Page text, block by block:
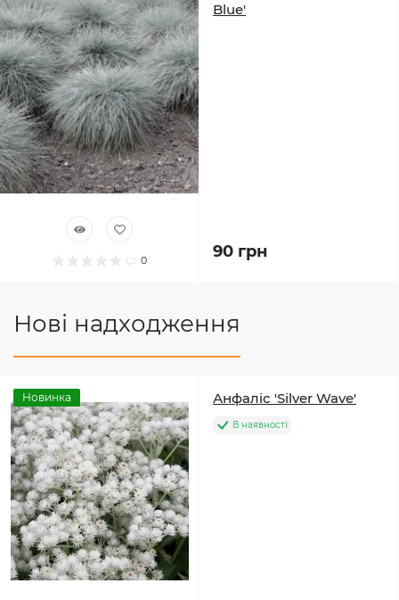
0
Blue'
90 грн
Нові надходження
Новинка Анфаліс 'Silver Wave'
В наявності